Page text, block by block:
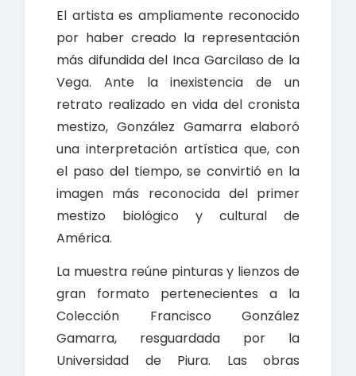
El artista es ampliamente reconocido
por haber creado la representación
más difundida del Inca Garcilaso de la
Vega. Ante la inexistencia de un
retrato realizado en vida del cronista
mestizo, González Gamarra elaboró
una interpretación artística que, con
el paso del tiempo, se convirtió en la
imagen más reconocida del primer
mestizo biológico y cultural de
América.
La muestra reúne pinturas y lienzos de
gran formato pertenecientes a la
Colección Francisco González
Gamarra, resguardada por la
Universidad de Piura. Las obras